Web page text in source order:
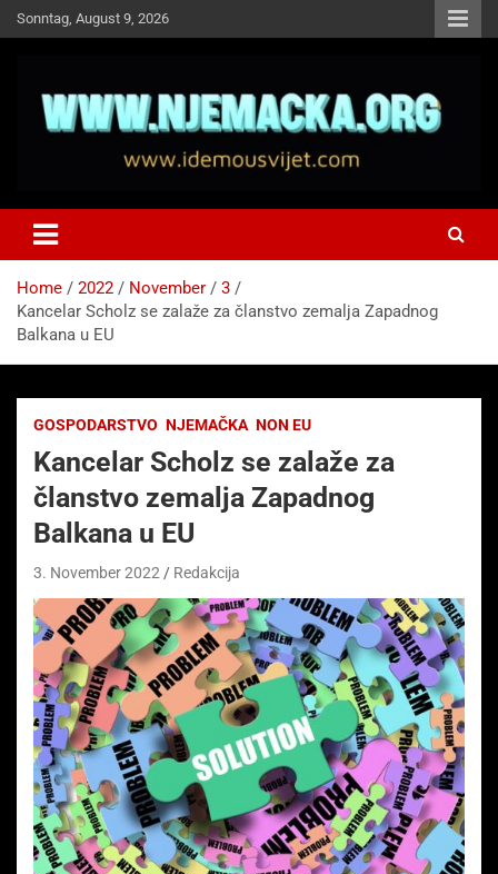
Skip
to
Sonntag, August 9, 2026
Idemo u Svijet-Njemacka!
Home 2022 November
3
Kancelar Scholz se zalaže za članstvo zemalja Zapadnog
Balkana u EU
GOSPODARSTVO NJEMAČKA NON EU
Kancelar Scholz se zalaže za
članstvo zemalja Zapadnog
Balkana u EU
3. November 2022 Redakcija